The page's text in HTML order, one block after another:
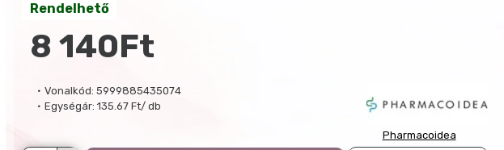
Vonalkód: 5999885435074
Egységár: 135.67 Ft/ db
Pharmacoidea
Rendelhető
8 140Ft